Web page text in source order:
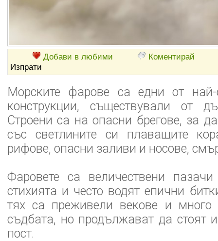
Добави в любими
Коментирай
Изпрати
Морските фарове са едни от най-
конструкции, съществували от
Строени са на опасни брегове, за
със светлините си плаващите
рифове, опасни заливи и носове,
Фаровете са величествени
стихията и често водят епични
тях са преживели векове и много
съдбата, но продължават да стоят
пост.